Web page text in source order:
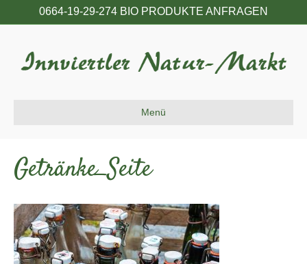
0664-19-29-274 BIO PRODUKTE ANFRAGEN
Menü
Getränke_Seite